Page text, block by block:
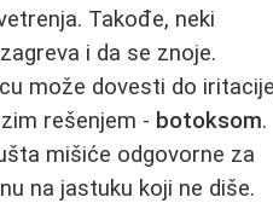
Takođe, neki
i da se znoje.
može dovesti do
rešenjem - botoksom.
mišiće odgovorne za
na jastuku koji ne diše.